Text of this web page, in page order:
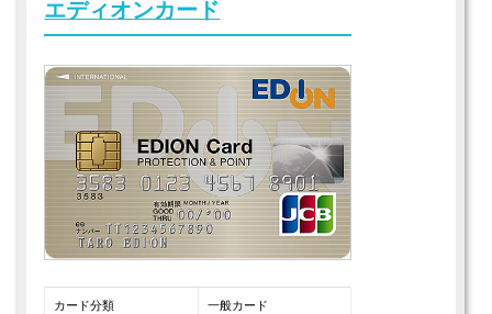
エディオンカード
カード分類 一般カード